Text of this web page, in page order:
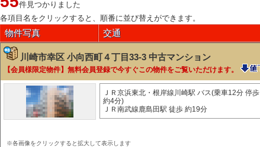
件見つかりました
各項目名をクリックすると、順番に並び替えができます。
物件写真 交通
川崎市幸区 小向西町４丁目33-3 中古マンション
【会員様限定物件】無料会員登録で今すぐこの物件をご覧いただけます。
ＪＲ京浜東北・根岸線川崎駅 バス(乗車12分 停歩
約4分)
ＪＲ南武線鹿島田駅 徒歩 約19分
※各画像をクリックすると拡大して表示します